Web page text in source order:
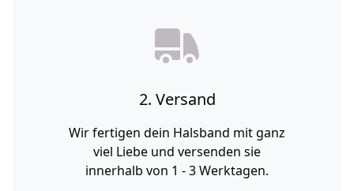
2. Versand
Wir fertigen dein Halsband mit ganz
viel Liebe und versenden sie
innerhalb von 1 - 3 Werktagen.